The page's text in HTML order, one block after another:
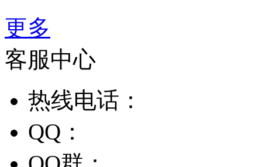
更多
客服中心
热线电话：
QQ：